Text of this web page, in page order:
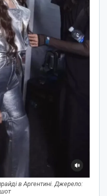
в Аргентині. Джерело: